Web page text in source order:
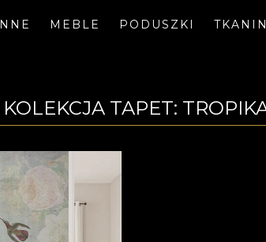
MEBLE PODUSZKI
KOLEKCJA TAPET: